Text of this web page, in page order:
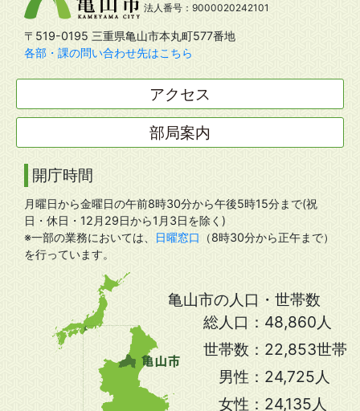
法人番号：9000020242101
〒519-0195 三重県亀山市本丸町577番地
各部・課の問い合わせ先はこちら
アクセス
部局案内
開庁時間
月曜日から金曜日の午前8時30分から午後5時15分まで(祝
日・休日・12月29日から1月3日を除く)
※一部の業務においては、
日曜窓口
（8時30分から正午まで）
を行っています。
亀山市の人口・世帯数
総人口： 48,860人
世帯数： 22,853世帯
男性： 24,725人
女性： 24,135人